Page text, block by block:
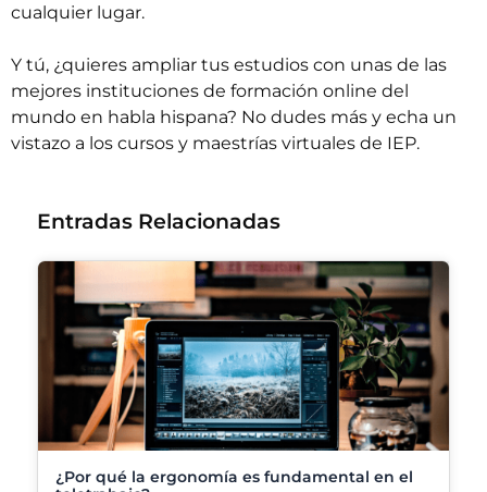
cualquier lugar.
Y tú, ¿quieres ampliar tus estudios con unas de las
mejores instituciones de formación online del
mundo en habla hispana? No dudes más y echa un
vistazo a los cursos y maestrías virtuales de IEP.
Entradas Relacionadas
¿Por qué la ergonomía es fundamental en el